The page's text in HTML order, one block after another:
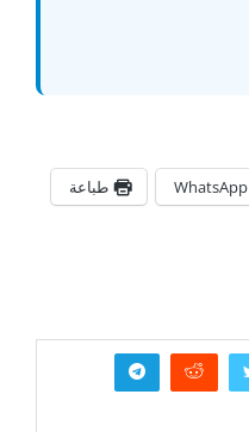
WhatsApp طباعة